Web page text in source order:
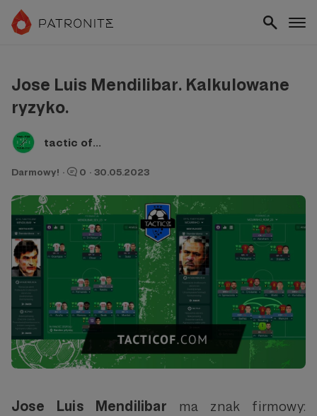
Jose Luis Mendilibar. Kalkulowane
ryzyko.
tactic of...
Darmowy! · 0 · 30.05.2023
Jose Luis Mendilibar ma znak firmowy: